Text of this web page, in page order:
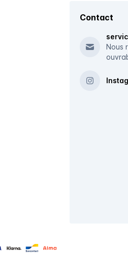
Contact
Nous